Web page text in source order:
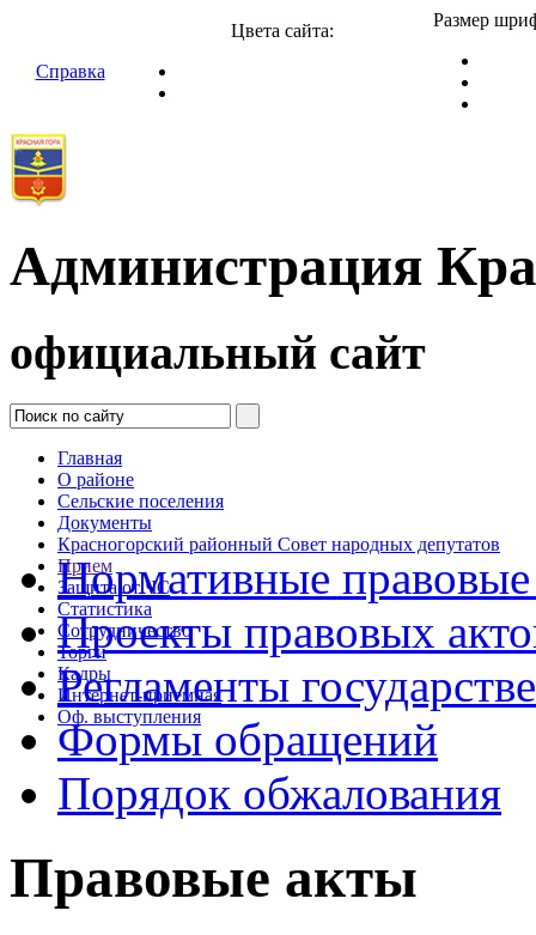
Справка
Цвета сайта:
Размер
Администрация
официальный сайт
Главная
О районе
Сельские поселения
Документы
Красногорский районный Совет народных депутатов
Прием
Защита от ЧС
Статистика
Сотрудничество
Торги
Кадры
Интернет-приемная
Оф. выступления
Нормативные
Проекты правовых
Регламенты
Формы обращений
Порядок обжалования
Правовые акты